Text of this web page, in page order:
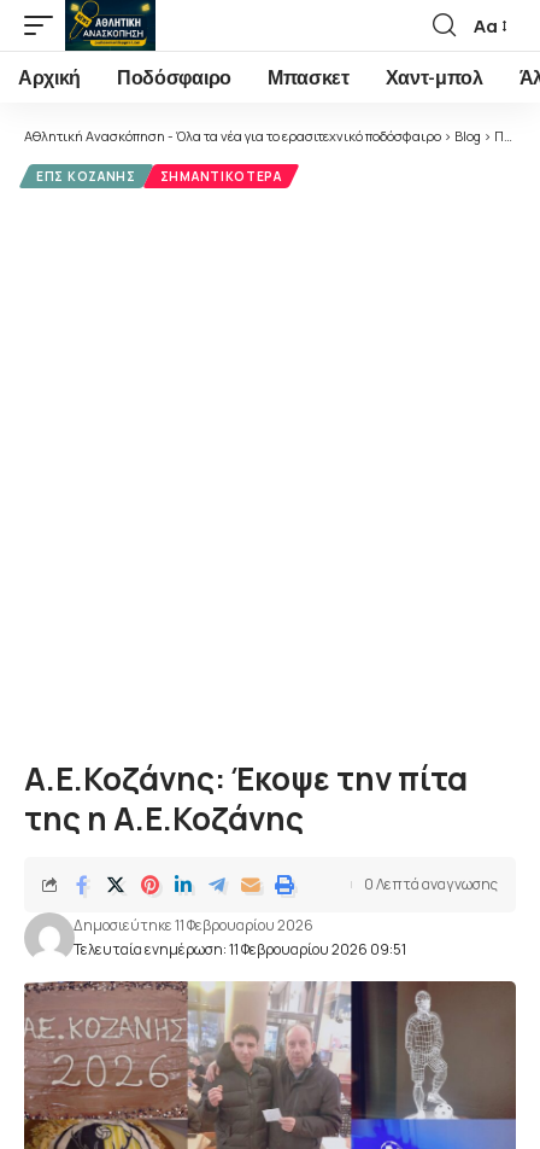
Font
Resizer
Αα
Αρχική Ποδόσφαιρο Μπασκετ Χαντ-μπολ
Αθλητική Ανασκόπηση - Όλα τα νέα για το ερασιτεχνικό ποδόσφαιρο > Blog > Ποδόσφαιρο
ΕΠΣ ΚΟΖΆΝΗΣ ΣΗΜΑΝΤΙΚΌΤΕΡΑ
Α.Ε.Κοζάνης: Έκοψε την πίτα
της η Α.Ε.Κοζάνης
Τελευταία ενημέρωση: 11 Φεβρουαρίου 2026 09:51
Δημοσιεύτηκε 11 Φεβρουαρίου 2026
0 Λεπτά αναγνωσης